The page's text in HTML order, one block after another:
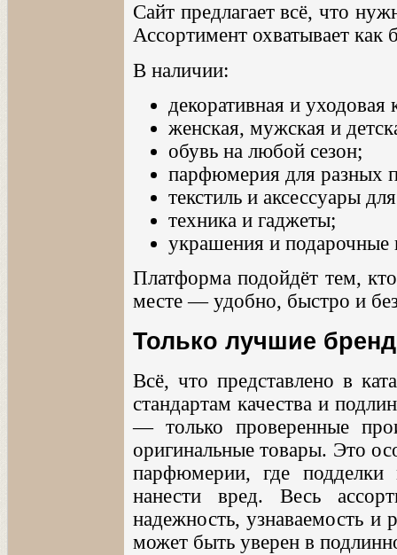
Сайт предлагает всё, что
Ассортимент охватывает как
В наличии:
декоративная и уходовая
женская, мужская и
обувь на любой сезон;
парфюмерия для разных
текстиль и аксессуары
техника и гаджеты;
украшения и подарочные
Платформа подойдёт тем,
месте — удобно, быстро и
Только лучшие
Всё, что представлено в
стандартам качества и
— только проверенные
оригинальные товары. Это
парфюмерии, где подделки
нанести вред. Весь
надежность, узнаваемость и
может быть уверен в